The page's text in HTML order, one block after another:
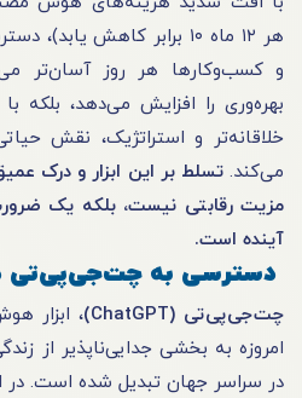
هر ۱۲ ماه ۱۰ برابر کاهش
و کسب‌وکارها هر روز آسان‌تر
بهره‌وری را افزایش می‌دهد، بلکه
خلاقانه‌تر و استراتژیک، نقش
می‌کند.تسلط بر این ابزار و درک
مزیت رقابتی نیست، بلکه یک
آینده است.
دسترسی به چت‌جی‌پی‌تی
چت‌جی‌پی‌تی (ChatGPT)
امروزه به بخشی جدایی‌ناپذیر از
در سراسر جهان تبدیل شده است. در